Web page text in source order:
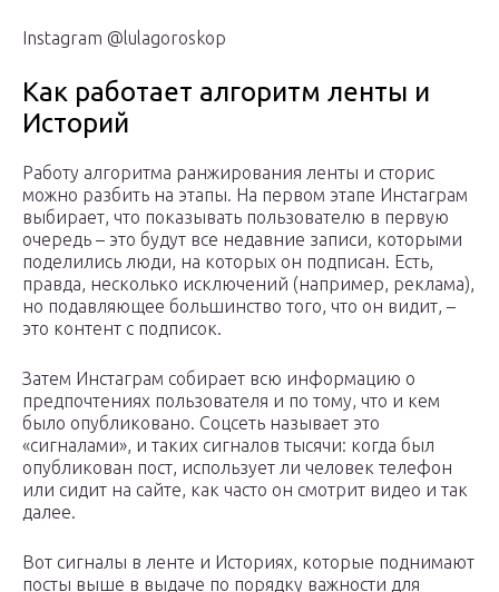
Instagram @lulagoroskop
Как работает алгоритм ленты и
Историй
Работу алгоритма ранжирования ленты и сторис
можно разбить на этапы. На первом этапе Инстаграм
выбирает, что показывать пользователю в первую
очередь – это будут все недавние записи, которыми
поделились люди, на которых он подписан. Есть,
правда, несколько исключений (например, реклама),
но подавляющее большинство того, что он видит, –
это контент с подписок.
Затем Инстаграм собирает всю информацию о
предпочтениях пользователя и по тому, что и кем
было опубликовано. Соцсеть называет это
«сигналами», и таких сигналов тысячи: когда был
опубликован пост, использует ли человек телефон
или сидит на сайте, как часто он смотрит видео и так
далее.
Вот сигналы в ленте и Историях, которые поднимают
посты выше в выдаче по порядку важности для